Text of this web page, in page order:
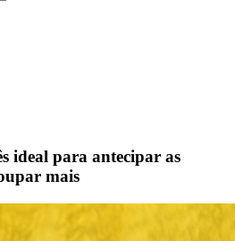
ideal para antecipar as
mais